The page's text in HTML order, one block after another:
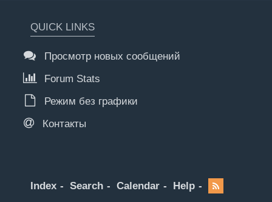
QUICK LINKS
Просмотр новых сообщений
Forum Stats
Режим без графики
Контакты
Index Search Calendar Help